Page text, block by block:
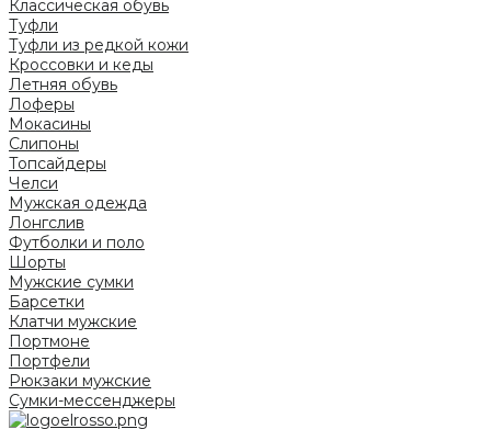
Классическая обувь
Туфли
Туфли из редкой кожи
Кроссовки и кеды
Летняя обувь
Лоферы
Мокасины
Слипоны
Топсайдеры
Челси
Мужская одежда
Лонгслив
Футболки и поло
Шорты
Мужские сумки
Барсетки
Клатчи мужские
Портмоне
Портфели
Рюкзаки мужские
Сумки-мессенджеры